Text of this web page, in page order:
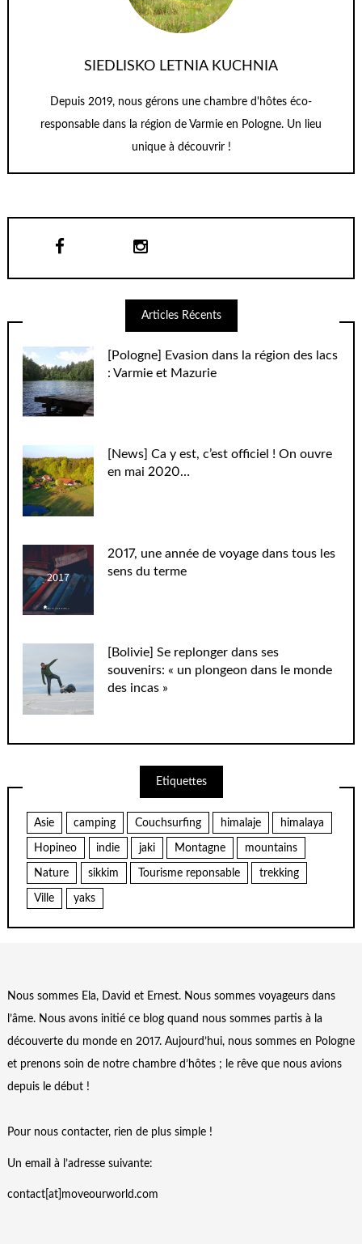
SIEDLISKO LETNIA KUCHNIA
Depuis 2019, nous gérons une chambre d'hôtes éco-
responsable dans la région de Varmie en Pologne. Un lieu
unique à découvrir !
Articles Récents
[Pologne] Evasion dans la région des lacs
: Varmie et Mazurie
[News] Ca y est, c’est officiel ! On ouvre
en mai 2020…
2017, une année de voyage dans tous les
sens du terme
[Bolivie] Se replonger dans ses
souvenirs: « un plongeon dans le monde
des incas »
Etiquettes
Asie camping Couchsurfing himalaje himalaya
Hopineo indie jaki Montagne mountains
Nature sikkim Tourisme reponsable trekking
Ville yaks
Nous sommes Ela, David et Ernest. Nous sommes voyageurs dans
l’âme. Nous avons initié ce blog quand nous sommes partis à la
découverte du monde en 2017. Aujourd’hui, nous sommes en Pologne
et prenons soin de notre chambre d’hôtes ; le rêve que nous avions
depuis le début !
Pour nous contacter, rien de plus simple !
Un email à l’adresse suivante:
contact[at]moveourworld.com